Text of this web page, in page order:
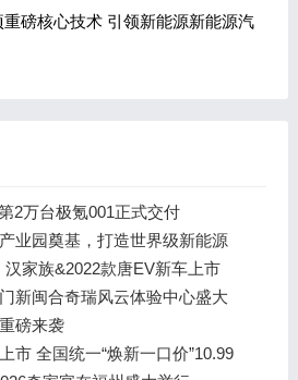
重磅核心技术 引领新能源新能源汽
2万台极氪001正式交付
业园奠基，打造世界级新能源
家族&2022款唐EV新车上市
新闽合奇瑞风云体验中心盛大
磅来袭
市 全国统一“焕新一口价”10.99